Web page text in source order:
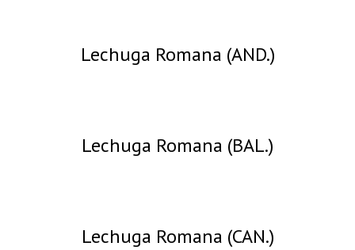
Lechuga Romana (AND.)
Lechuga Romana (BAL.)
Lechuga Romana (CAN.)